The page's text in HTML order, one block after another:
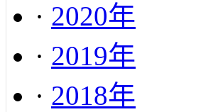
· 2020年
· 2019年
· 2018年